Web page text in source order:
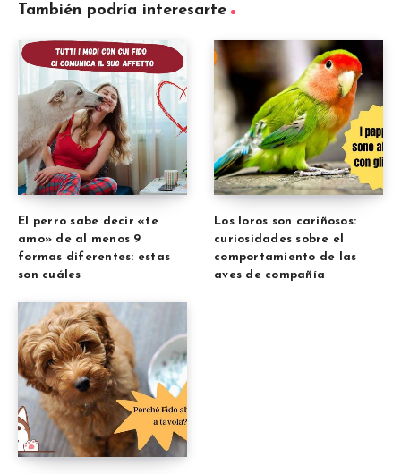
También podría interesarte
El perro sabe decir «te
amo» de al menos 9
formas diferentes: estas
son cuáles
Los loros son cariñosos:
curiosidades sobre el
comportamiento de las
aves de compañía